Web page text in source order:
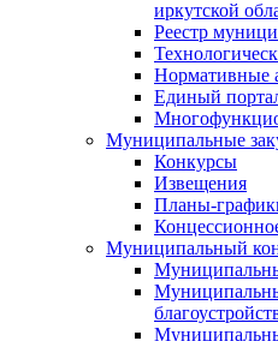
иркутской
Реестр
Нормативные
Единый
Муниципальные
Конкурсы
Извещения
Планы-
Муниципальный